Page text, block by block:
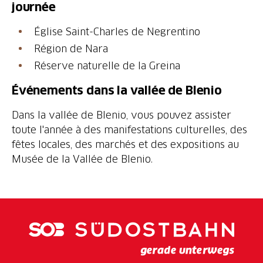
journée
Église Saint-Charles de Negrentino
Région de Nara
Réserve naturelle de la Greina
Événements dans la vallée de Blenio
Dans la vallée de Blenio, vous pouvez assister
toute l'année à des manifestations culturelles, des
fêtes locales, des marchés et des expositions au
Musée de la Vallée de Blenio.